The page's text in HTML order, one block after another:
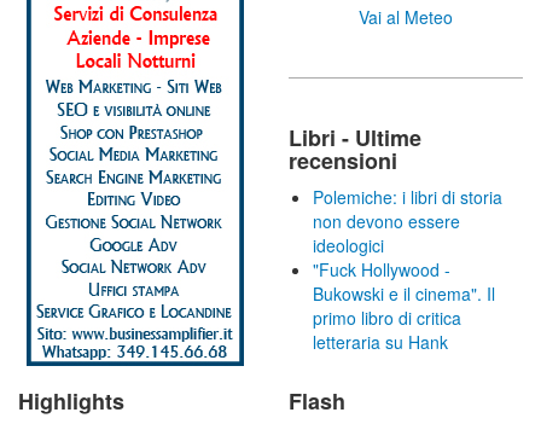
Highlights
Vai al Meteo
Libri - Ultime
recensioni
Polemiche: i libri di storia
non devono essere
ideologici
"Fuck Hollywood -
Bukowski e il cinema". Il
primo libro di critica
letteraria su Hank
Flash